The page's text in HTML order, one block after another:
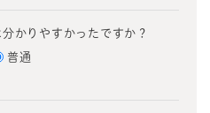
かりやすかったですか？
普通